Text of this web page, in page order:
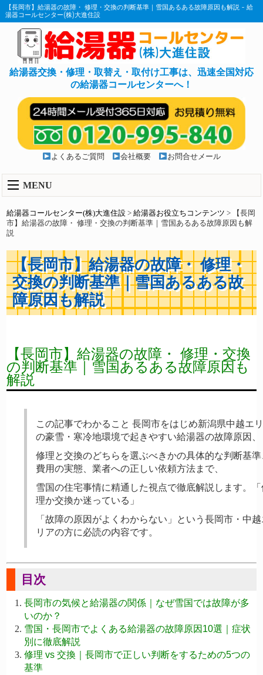
【長岡市】給湯器の故障・ 修理・交換の判断基準｜雪国あるある故障原因も解説 - 給
湯器コールセンター(株)大進住設
給湯器交換・修理・取替え・取付け工事は、迅速全国対応
の給湯器コールセンターへ！
よくあるご質問 会社概要 お問合せメール
MENU
給湯器コールセンター(株)大進住設 >給湯器お役立ちコンテンツ >
【長岡
市】給湯器の故障・ 修理・交換の判断基準｜雪国あるある故障原因も解
説
【長岡市】給湯器の故障・ 修理・
交換の判断基準｜雪国あるある故
障原因も解説
【長岡市】給湯器の故障・ 修理・交換
の判断基準｜雪国あるある故障原因も
解説
この記事でわかること 長岡市をはじめ新潟県中越エ
の豪雪・寒冷地環境で起きやすい給湯器の故障原因、
修理と交換のどちらを選ぶべきかの具体的な判断基
費用の実態、業者への正しい依頼方法まで、
雪国の住宅事情に精通した視点で徹底解説します。
理か交換か迷っている」
「故障の原因がよくわからない」という長岡市・中
リアの方に必読の内容です。
目次
長岡市の気候と給湯器の関係｜なぜ雪国では故障が多
いのか？
雪国・長岡市でよくある給湯器の故障原因10選｜症状
別に徹底解説
修理 vs 交換｜長岡市で正しい判断をするための5つの
基準